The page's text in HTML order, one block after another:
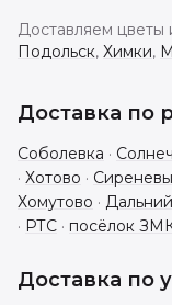
Доставляем цветы
Подольск, Химки,
Доставка по
Соболевка ·
· Хотово ·
Хомутово ·
· РТС · посёлок
Доставка по